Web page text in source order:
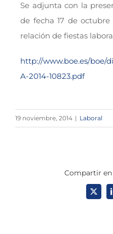
Se adjunta con la
de fecha 17 de
relación de fiestas
http://www.boe.es/boe/
A-2014-10823.pdf
19 noviembre, 2014 | Laboral
Compartir en
X